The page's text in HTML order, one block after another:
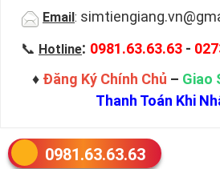
Email :
📞 Hotline: 0981.63.63.63 -
♦ Đăng Ký Chính Chủ – Giao
Thanh Toán Khi
0981.63.63.63